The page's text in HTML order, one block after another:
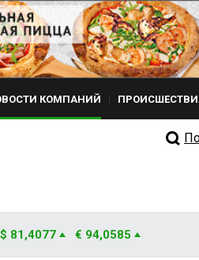
КОМПАНИЙ
$ 81,4077 € 94,0585